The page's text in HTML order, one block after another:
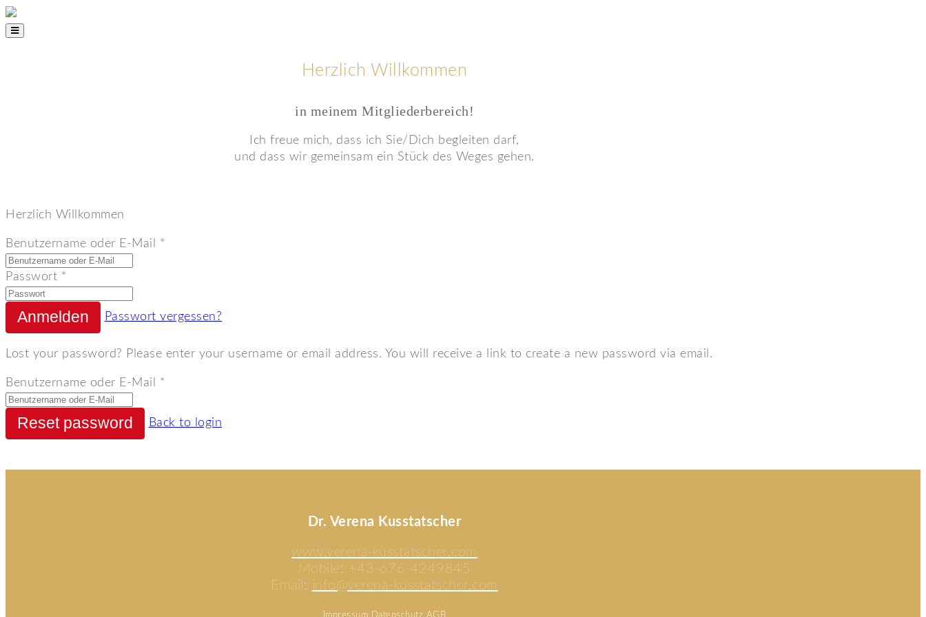
Herzlich Willkommen
in meinem Mitgliederbereich!
Ich freue mich, dass ich Sie/Dich begleiten darf,
und dass wir gemeinsam ein Stück des Weges gehen.
Herzlich Willkommen
Benutzername oder E-Mail *
Passwort *
Passwort vergessen?
Lost your password? Please enter your username or email address. You will receive a link to create a new password via email.
Benutzername oder E-Mail *
Back to login
Dr. Verena Kusstatscher
www.verena-kusstatscher.com
Mobile: +43-676-4249845
Email: info@verena-kusstatscher.com
Impressum Datenschutz AGB